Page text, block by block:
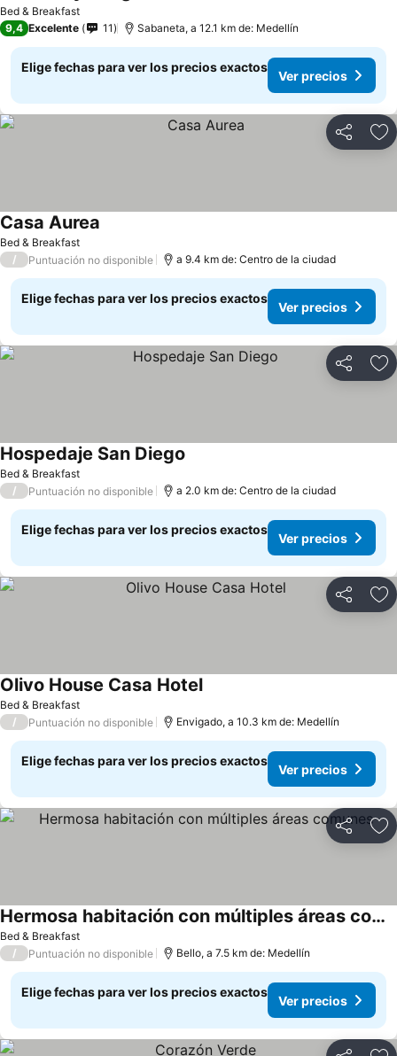
Bed & Breakfast
9,4 Excelente 11 Sabaneta, a 12.1 km de: Medellín
Elige fechas para ver los precios exactos
Ver precios
Compartir
Bed & Breakfast
Casa Aurea
/ Puntuación no disponible a 9.4 km de: Centro de la ciudad
Elige fechas para ver los precios exactos
Ver precios
Compartir
Bed & Breakfast
Hospedaje San Diego
/ Puntuación no disponible a 2.0 km de: Centro de la ciudad
Elige fechas para ver los precios exactos
Ver precios
Compartir
Bed & Breakfast
Olivo House Casa Hotel
/ Puntuación no disponible Envigado, a 10.3 km de: Medellín
Elige fechas para ver los precios exactos
Ver precios
Compartir
Bed & Breakfast
Hermosa habitación con múltiples áreas comunes
/ Puntuación no disponible Bello, a 7.5 km de: Medellín
Elige fechas para ver los precios exactos
Ver precios